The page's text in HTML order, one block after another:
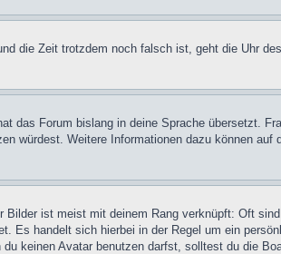
die Zeit trotzdem noch falsch ist, geht die Uhr
das Forum bislang in deine Sprache übersetzt.
würdest. Weitere Informationen dazu können
ist meist mit deinem Rang verknüpft: Oft
Es handelt sich hierbei in der Regel um ein
keinen Avatar benutzen darfst, solltest du die